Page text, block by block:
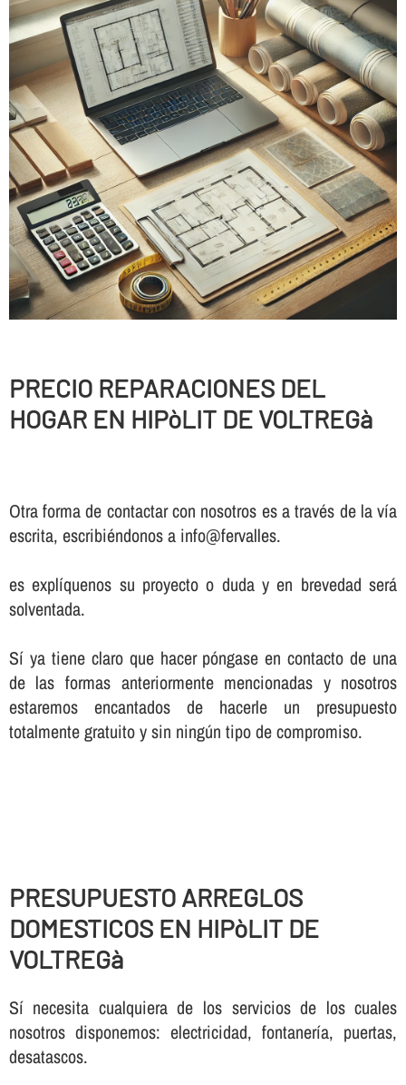
PRECIO REPARACIONES DEL
HOGAR EN HIPòLIT DE VOLTREGà
Otra forma de contactar con nosotros es a través de la vía
escrita, escribiéndonos a info@fervalles.
es explíquenos su proyecto o duda y en brevedad será
solventada.
Sí ya tiene claro que hacer póngase en contacto de una
de las formas anteriormente mencionadas y nosotros
estaremos encantados de hacerle un presupuesto
totalmente gratuito y sin ningún tipo de compromiso.
PRESUPUESTO ARREGLOS
DOMESTICOS EN HIPòLIT DE
VOLTREGà
Sí necesita cualquiera de los servicios de los cuales
nosotros disponemos: electricidad, fontanería, puertas,
desatascos.